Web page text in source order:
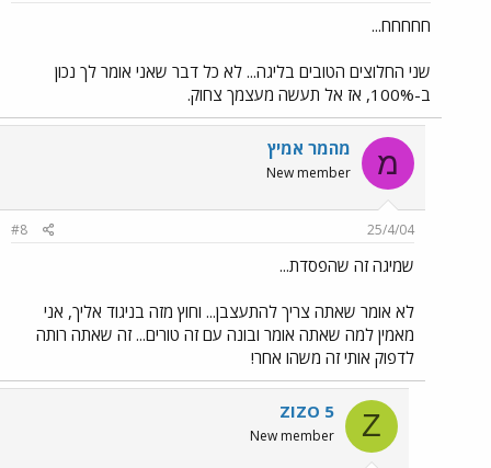
חחחחח...
שני החלוצים הטובים בליגה... לא כל דבר שאני אומר לך נכון
ב-100%, אז אל תעשה מעצמך צחוק.
מ מהמר אמיץ
New member
25/4/04
#8
שמיגה זה שהפסדת...
לא אומר שאתה צריך להתעצבן... וחוץ מזה בניגוד אליך, אני
מאמין למה שאתה אומר ובונה עם זה טורים... זה שאתה רותה
לדפוק אותי זה משהו אחר!
Z
ZIZO 5
New member